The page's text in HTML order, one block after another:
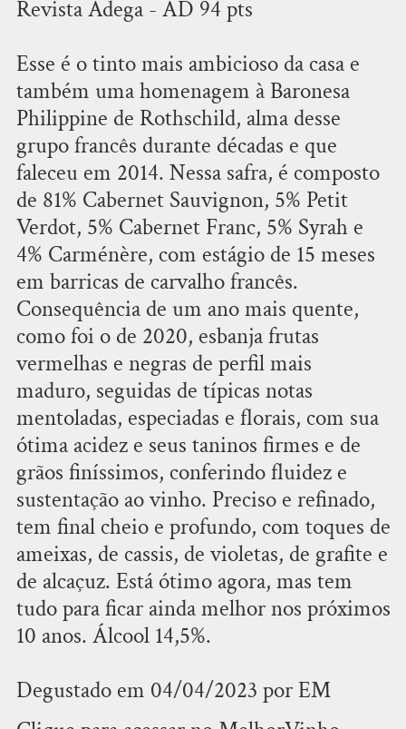
Revista Adega - AD 94 pts
Esse é o tinto mais ambicioso da casa e
também uma homenagem à Baronesa
Philippine de Rothschild, alma desse
grupo francês durante décadas e que
faleceu em 2014. Nessa safra, é composto
de 81% Cabernet Sauvignon, 5% Petit
Verdot, 5% Cabernet Franc, 5% Syrah e
4% Carménère, com estágio de 15 meses
em barricas de carvalho francês.
Consequência de um ano mais quente,
como foi o de 2020, esbanja frutas
vermelhas e negras de perfil mais
maduro, seguidas de típicas notas
mentoladas, especiadas e florais, com sua
ótima acidez e seus taninos firmes e de
grãos finíssimos, conferindo fluidez e
sustentação ao vinho. Preciso e refinado,
tem final cheio e profundo, com toques de
ameixas, de cassis, de violetas, de grafite e
de alcaçuz. Está ótimo agora, mas tem
tudo para ficar ainda melhor nos próximos
10 anos. Álcool 14,5%.
Degustado em 04/04/2023 por EM